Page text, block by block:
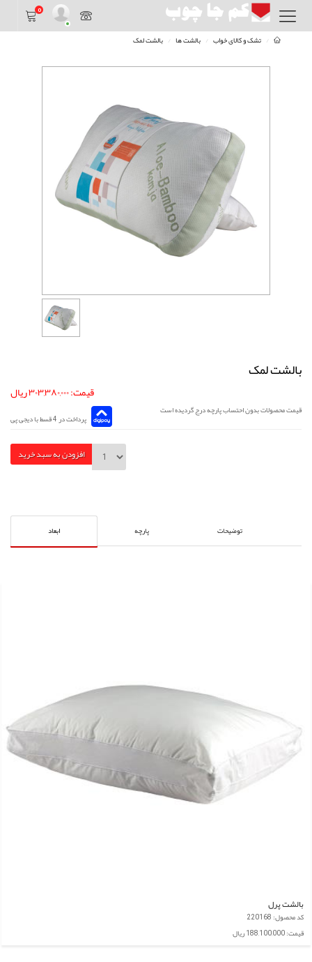
0
تشک و کالای خواب بالشت ها بالشت لمک
بالشت لمک
قیمت: ۳۰۳,۳۸۰,۰۰۰ ریال
قیمت محصولات بدون احتساب پارچه درج گردیده است
پرداخت در 4 قسط با دیجی پی
افزودن به سبد خرید
توضیحات پارچه ابعاد
بالشت پرل
کد محصول: 220168
قیمت: 188,100,000 ریال